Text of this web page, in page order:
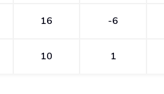
16 -6
10 1